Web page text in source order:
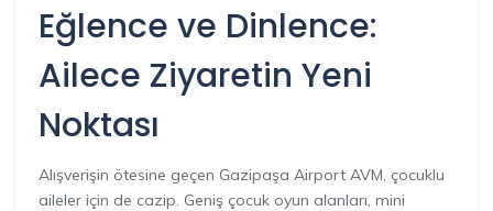
Eğlence ve Dinlence:
Ailece Ziyaretin Yeni
Noktası
Alışverişin ötesine geçen Gazipaşa Airport AVM, çocuklu
aileler için de cazip. Geniş çocuk oyun alanları, mini